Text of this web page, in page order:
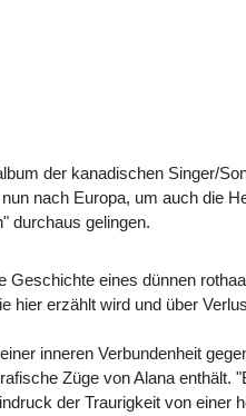
der kanadischen Singer/
nach Europa, um auch die
durchaus gelingen.
eines dünnen
erzählt wird und über
inneren Verbundenheit
Züge von Alana enthält.
der Traurigkeit von einer